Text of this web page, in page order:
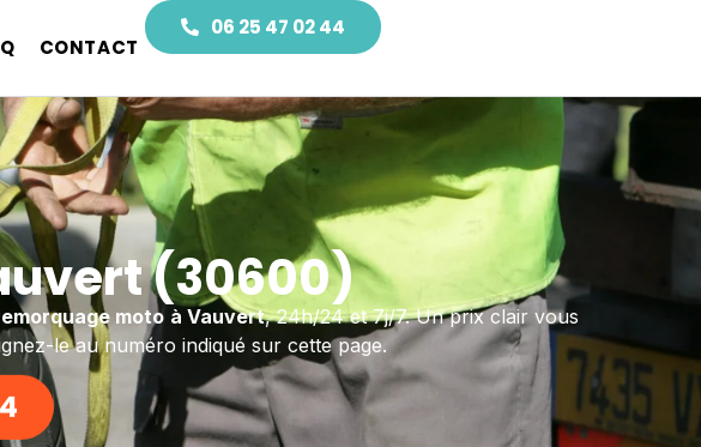
CONTACT
06 25 47 02 44
(30600)
moto à Vauvert, 24h/24 et 7j/7. Un prix clair vous
le au numéro indiqué sur cette page.